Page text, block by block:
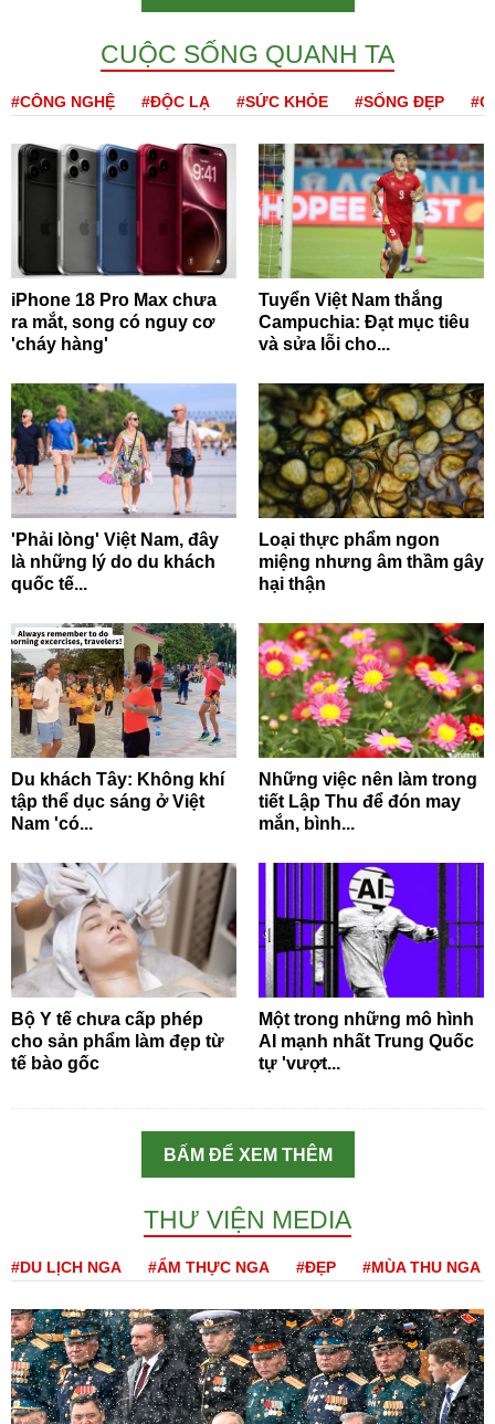
CUỘC SỐNG QUANH TA
#CÔNG NGHỆ #ĐỘC LẠ #SỨC KHỎE #SỐNG ĐẸP
iPhone 18 Pro Max chưa
ra mắt, song có nguy cơ
'cháy hàng'
Tuyển Việt Nam thắng
Campuchia: Đạt mục tiêu
và sửa lỗi cho...
'Phải lòng' Việt Nam, đây
là những lý do du khách
quốc tế...
Loại thực phẩm ngon
miệng nhưng âm thầm gây
hại thận
Du khách Tây: Không khí
tập thể dục sáng ở Việt
Nam 'có...
Những việc nên làm trong
tiết Lập Thu để đón may
mắn, bình...
Bộ Y tế chưa cấp phép
cho sản phẩm làm đẹp từ
tế bào gốc
Một trong những mô hình
AI mạnh nhất Trung Quốc
tự 'vượt...
BẤM ĐỂ XEM THÊM
THƯ VIỆN MEDIA
#DU LỊCH NGA #ẨM THỰC NGA #ĐẸP #MÙA THU NGA